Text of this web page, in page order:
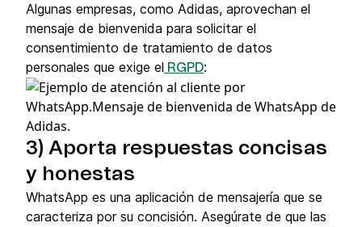
Algunas empresas, como Adidas, aprovechan el
mensaje de bienvenida para solicitar el
consentimiento de tratamiento de datos
personales que exige el RGPD:
3) Aporta respuestas concisas
y honestas
WhatsApp es una aplicación de mensajería que se
caracteriza por su concisión. Asegúrate de que las